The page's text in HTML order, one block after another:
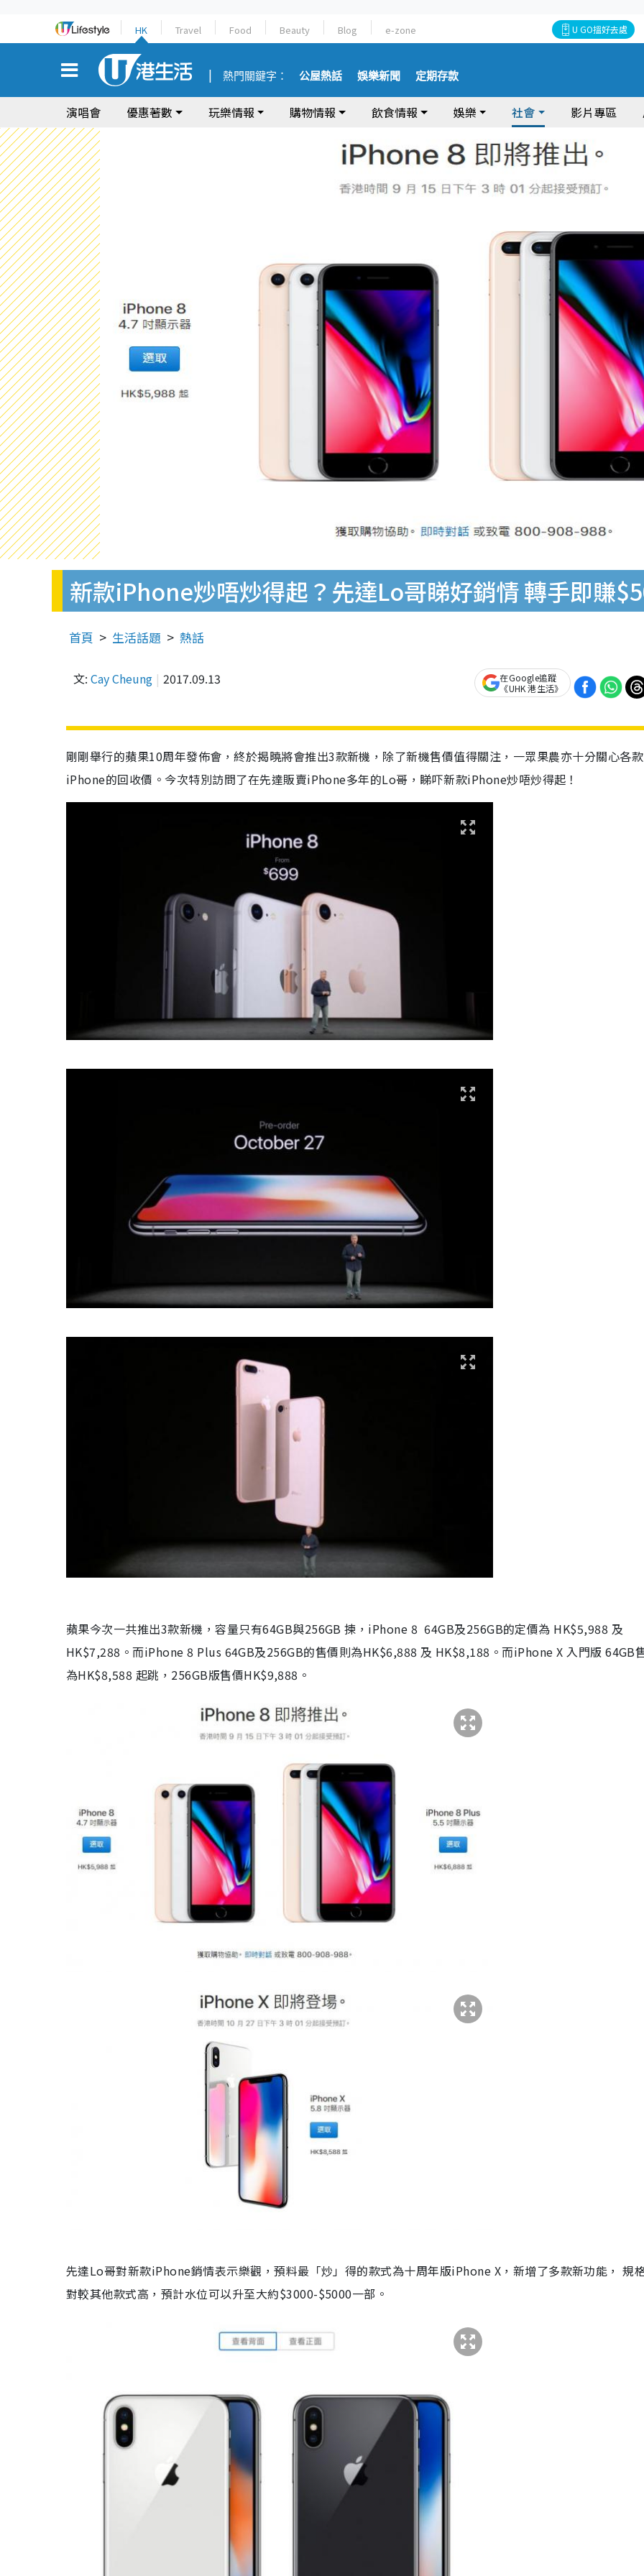
HK Travel Food Beauty Blog e-zone U GO搵好去處
熱門關鍵字： 公屋熱話 娛樂新聞 定期存款
演唱會 優惠著數 玩樂情報 購物情報 飲食情報 娛樂 社會 影片專區
新款iPhone炒唔炒得起？先達Lo哥睇好銷情 轉手即賺
首頁 生活話題 熱話
文: Cay Cheung 2017.09.13
在Google追蹤
《UHK 港生活》
剛剛舉行的蘋果10周年發佈會，終於揭曉將會推出3款新機，除了新機售價值得關注，一眾果農亦十分關心各款
iPhone的回收價。今次特別訪問了在先達販賣iPhone多年的Lo哥，睇吓新款iPhone炒唔炒得起！
蘋果今次一共推出3款新機，容量只有64GB與256GB 揀，iPhone 8 64GB及256GB的定價為 HK$5,988 及
HK$7,288。而iPhone 8 Plus 64GB及256GB的售價則為HK$6,888 及 HK$8,188。而iPhone X 入門版 64GB
為HK$8,588 起跳，256GB版售價HK$9,888。
先達Lo哥對新款iPhone銷情表示樂觀，預料最「炒」得的款式為十周年版iPhone X，新增了多款新功能， 規
對較其他款式高， 預計水位可以升至大約$3000-$5000一部。